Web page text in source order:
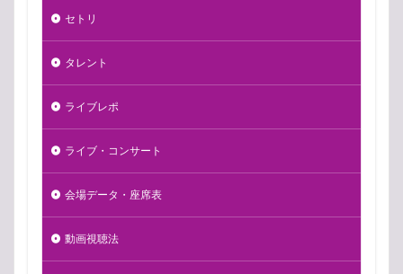
セトリ
タレント
ライブレポ
ライブ・コンサート
会場データ・座席表
動画視聴法